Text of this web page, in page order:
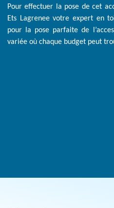
Pour effectuer la pose de cet
Ets Lagrenee votre expert en
pour la pose parfaite de
variée où chaque budget peut